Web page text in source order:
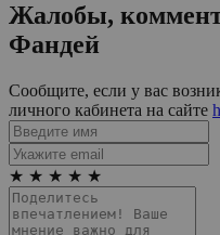
Жалобы,
Фандей
Сообщите, если у вас
личного кабинета на сайте
★ ★ ★ ★ ★